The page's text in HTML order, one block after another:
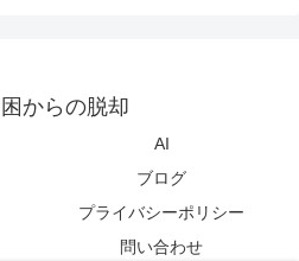
からの脱却
AI
ブログ
プライバシーポリシー
問い合わせ